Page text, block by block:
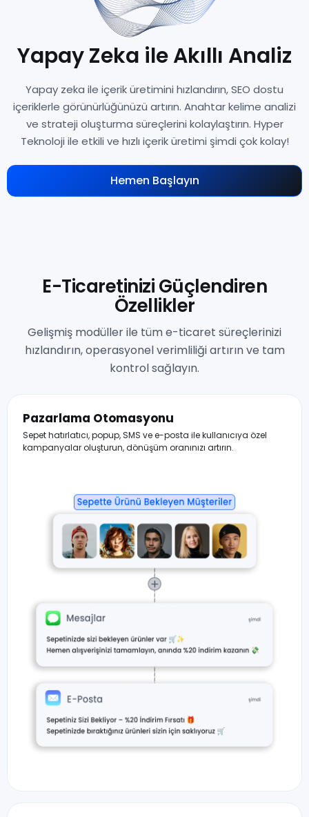
Yapay Zeka ile Akıllı Analiz
Yapay zeka ile içerik üretimini hızlandırın, SEO dostu
içeriklerle görünürlüğünüzü artırın. Anahtar kelime analizi
ve strateji oluşturma süreçlerini kolaylaştırın. Hyper
Teknoloji ile etkili ve hızlı içerik üretimi şimdi çok kolay!
Hemen Başlayın
E-Ticaretinizi Güçlendiren
Özellikler
Gelişmiş modüller ile tüm e-ticaret süreçlerinizi
hızlandırın, operasyonel verimliliği artırın ve tam
kontrol sağlayın.
Pazarlama Otomasyonu
Sepet hatırlatıcı, popup, SMS ve e-posta ile kullanıcıya özel
kampanyalar oluşturun, dönüşüm oranınızı artırın.